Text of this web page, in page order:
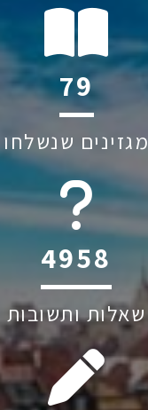
106
מגזינים שנשלחו
6045
שאלות ותשובות